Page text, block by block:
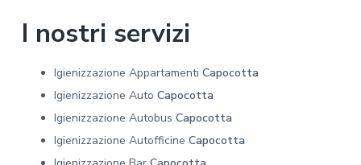
I nostri servizi
Igienizzazione Appartamenti Capocotta
Igienizzazione Auto Capocotta
Igienizzazione Autobus Capocotta
Igienizzazione Autofficine Capocotta